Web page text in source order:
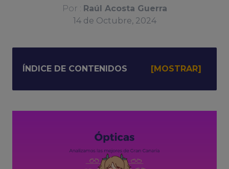
Por : Raúl Acosta Guerra
14 de Octubre, 2024
ÍNDICE DE CONTENIDOS